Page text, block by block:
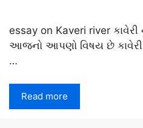
essay on Kaveri river
આજનો આપણો વિષય છે કાવેરી
…
Read more